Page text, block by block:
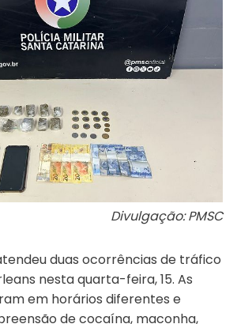
Divulgação: PMSC
duas ocorrências de tráfico
nesta quarta-feira, 15. As
em horários diferentes e
de cocaína, maconha,